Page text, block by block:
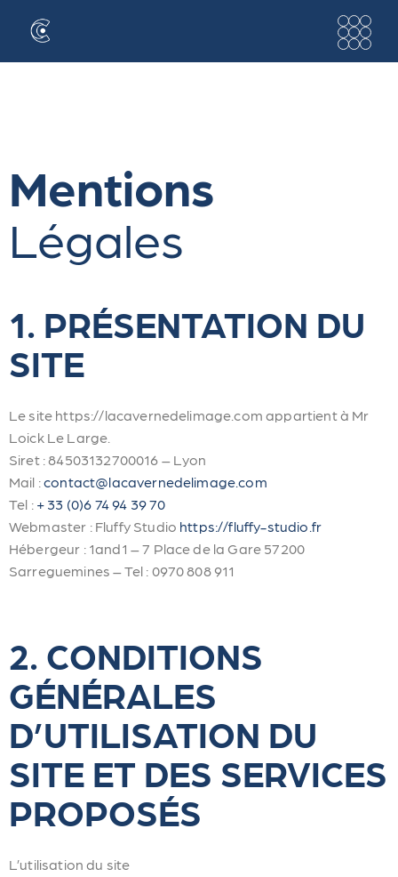
Mentions
Légales
1. PRÉSENTATION DU
SITE
Le site https://lacavernedelimage.com appartient à Mr
Loick Le Large.
Siret : 84503132700016 – Lyon
Mail :contact@lacavernedelimage.com
Tel : + 33 (0)6 74 94 39 70
Webmaster : Fluffy Studio https://fluffy-studio.fr
Hébergeur : 1and1 – 7 Place de la Gare 57200
Sarreguemines – Tel : 0970 808 911
2. CONDITIONS
GÉNÉRALES
D’UTILISATION DU
SITE ET DES SERVICES
PROPOSÉS
L’utilisation du site